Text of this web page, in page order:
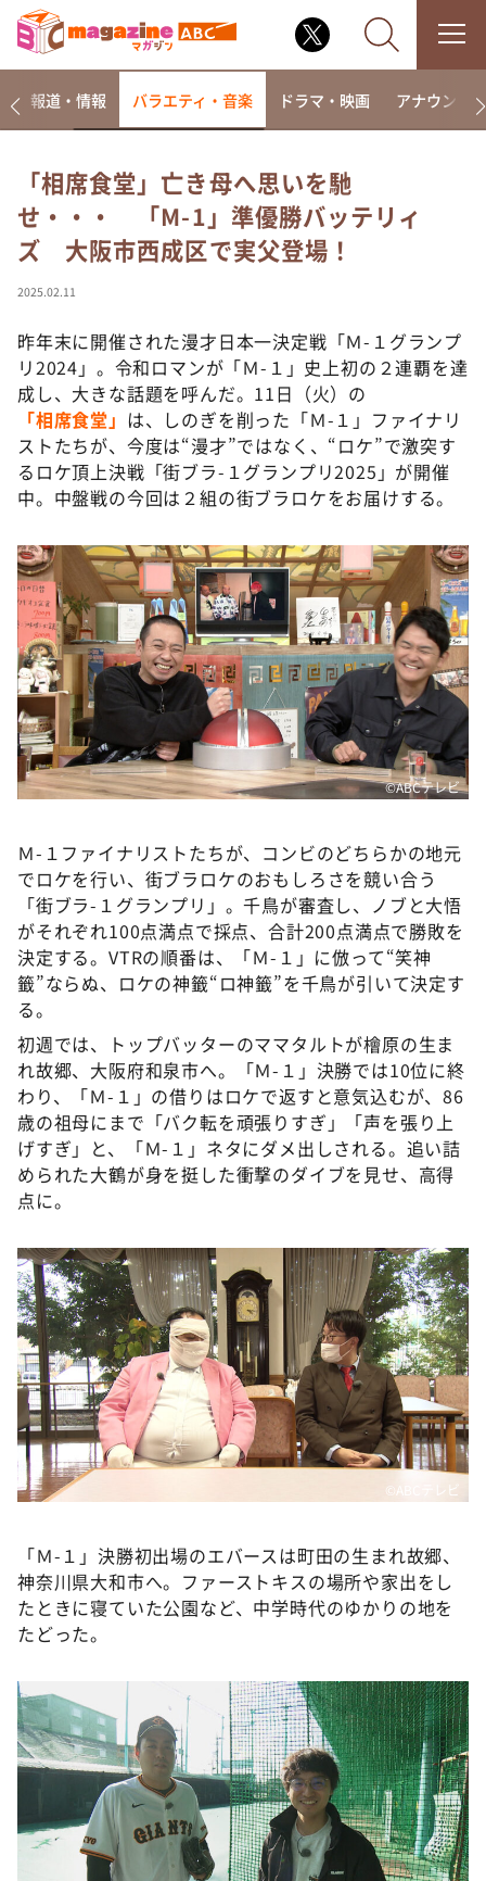
なるみ・岡村の過ぎるTV
相席食堂
これ余談なんですけど・・・
て真剣です
探偵！ナイトスクープ
news おかえり
河合＆A.B.C-Z塚田×福井アナ「なんでやねん！？」
（news おかえり）
DAIGOも台所 ～きょうの献立 何にする？～
朝だ！生です旅サラダ
教えて！ニュースライブ 正義のミカタ
ＬＩＦＥ～夢のカタチ～
新婚さんいらっしゃい！
ポツンと一軒家
ザキ山小屋本館
ぺこぱのまるスポ
報道・情報 バラエティ・音楽 ドラマ・映画 アナウンサー
「相席食堂」亡き母へ思いを馳
せ・・・ 「M-1」準優勝バッテリィ
ズ 大阪市西成区で実父登場！
2025.02.11
昨年末に開催された漫才日本一決定戦「Ｍ-１グランプ
リ2024」。令和ロマンが「Ｍ-１」史上初の２連覇を達
成し、大きな話題を呼んだ。11日（火）の
「相席食堂」 は、しのぎを削った「Ｍ-１」ファイナリ
ストたちが、今度は“漫才”ではなく、“ロケ”で激突す
るロケ頂上決戦「街ブラ-１グランプリ2025」が開催
中。中盤戦の今回は２組の街ブラロケをお届けする。
©️ABCテレビ
Ｍ-１ファイナリストたちが、コンビのどちらかの地元
でロケを行い、街ブラロケのおもしろさを競い合う
「街ブラ-１グランプリ」。千鳥が審査し、ノブと大悟
がそれぞれ100点満点で採点、合計200点満点で勝敗を
決定する。VTRの順番は、「Ｍ-１」に倣って“笑神
籤”ならぬ、ロケの神籤“ロ神籤”を千鳥が引いて決定す
る。
初週では、トップバッターのママタルトが檜原の生ま
れ故郷、大阪府和泉市へ。「Ｍ-１」決勝では10位に終
わり、「Ｍ-１」の借りはロケで返すと意気込むが、86
歳の祖母にまで「バク転を頑張りすぎ」「声を張り上
げすぎ」と、「Ｍ-１」ネタにダメ出しされる。追い詰
められた大鶴が身を挺した衝撃のダイブを見せ、高得
点に。
©️ABCテレビ
「Ｍ-１」決勝初出場のエバースは町田の生まれ故郷、
神奈川県大和市へ。ファーストキスの場所や家出をし
たときに寝ていた公園など、中学時代のゆかりの地を
たどった。